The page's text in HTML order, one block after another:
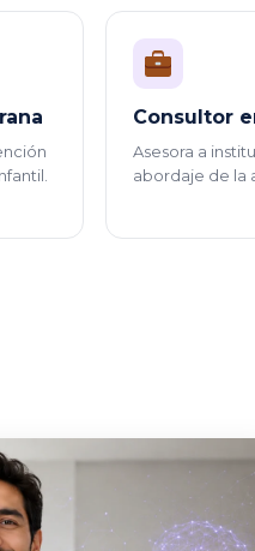
Consultor
Asesora a
abordaje de la